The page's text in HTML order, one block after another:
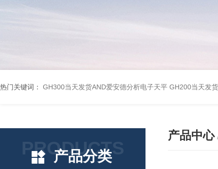
热门关键词： GH300当天发货AND爱安德分析电子天平 GH200当天发
PRODUCTS
产品分类
产品中心